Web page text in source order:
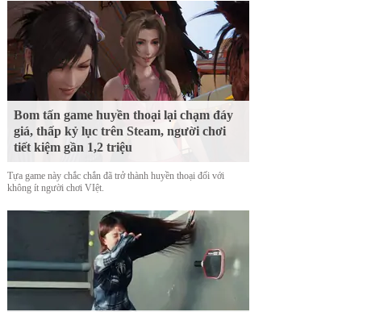
Bom tấn game huyền thoại lại chạm đáy
giá, thấp kỷ lục trên Steam, người chơi
tiết kiệm gần 1,2 triệu
Tựa game này chắc chắn đã trở thành huyền thoại đối với
không ít người chơi VIệt.